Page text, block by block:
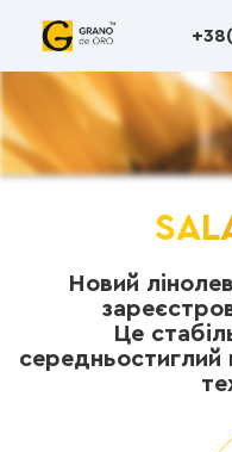
Новий
Це
середньостиглий